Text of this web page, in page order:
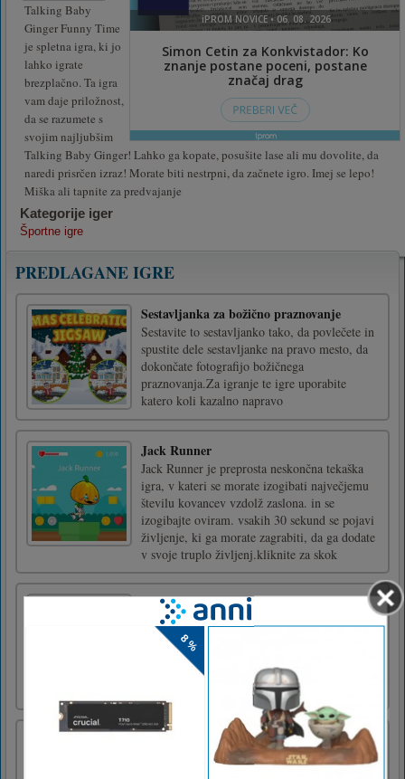
Talking Baby
Ginger Funny Time
je spletna igra, ki jo
lahko igrate
brezplačno. Ta igra
vam daje priložnost,
da se razumete s
svojim najljubšim
Talking Baby Ginger! Lahko ga kopate, posušite lase ali mu dovolite, da
naredi prisrčen izraz! Morate biti nestrpni, da začnete igro. Imej se lepo!
Miška ali tapnite za predvajanje
Kategorije iger
Športne igre
PREDLAGANE IGRE
Sestavljanka za božično praznovanje
Sestavite to sestavljanko tako, da povlečete in
spustite dele sestavljanke na pravo mesto, da
dokončate fotografijo božičnega
praznovanja.Za igranje te igre uporabite
katero koli kazalno napravo
Jack Runner
Jack Runner je preprosta neskončna tekaška
igra, v kateri se morate izogibati največjemu
številu kovancev vzdolž zaslona. in se
izogibajte oviram. vsakih 30 sekund se pojavi
življenje, ki ga morate zagrabiti, da ga dodate
v svoje truplo življenj.kliknite za skok
Dvojčka
V Twinsu vnesite čudežni trans soodvisnosti.
Pravila so preprosta: sinhronizirajte dva
plovila, preživite v nasprotju z vsemi izgledi
in ohranite mirnost.
Ben10 Omnirush
Igrajte zdaj in se zabavajte z Ben10 Omnirush